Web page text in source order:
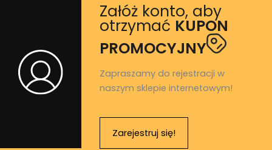
Załóż konto, aby
otrzymać KUPON
PROMOCYJNY
Zapraszamy do rejestracji w
naszym sklepie internetowym!
Zarejestruj się!